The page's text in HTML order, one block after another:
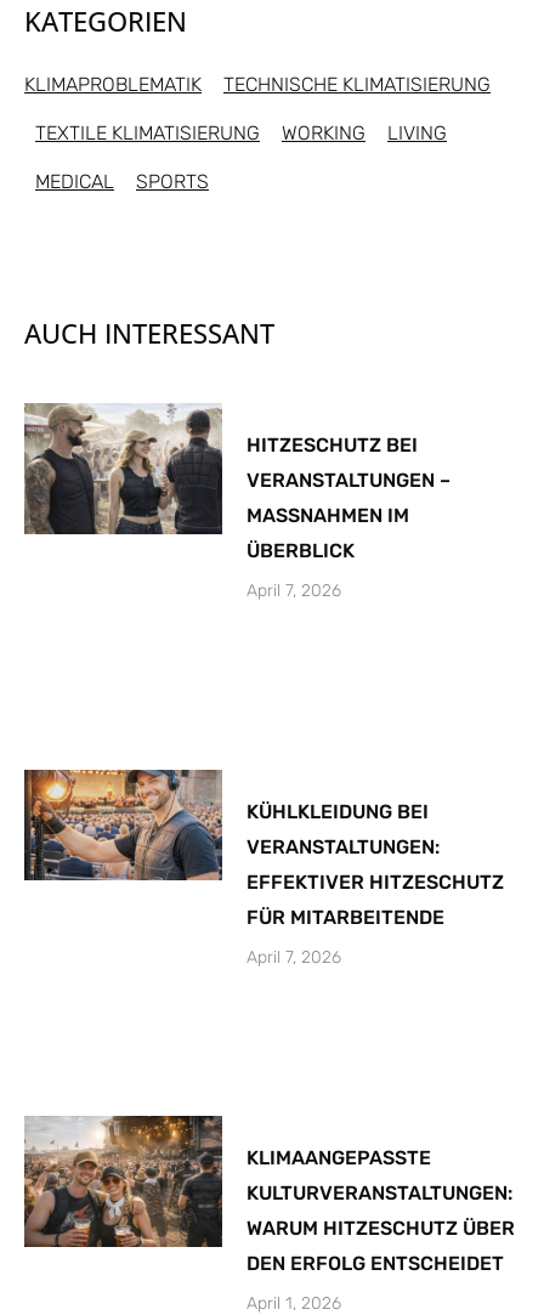
KATEGORIEN
KLIMAPROBLEMATIK TECHNISCHE KLIMATISIERUNG
TEXTILE KLIMATISIERUNG WORKING LIVING
MEDICAL SPORTS
AUCH INTERESSANT
HITZESCHUTZ BEI
VERANSTALTUNGEN –
MASSNAHMEN IM
ÜBERBLICK
April 7, 2026
KÜHLKLEIDUNG BEI
VERANSTALTUNGEN:
EFFEKTIVER HITZESCHUTZ
FÜR MITARBEITENDE
April 7, 2026
KLIMAANGEPASSTE
KULTURVERANSTALTUNGEN:
WARUM HITZESCHUTZ ÜBER
DEN ERFOLG ENTSCHEIDET
April 1, 2026